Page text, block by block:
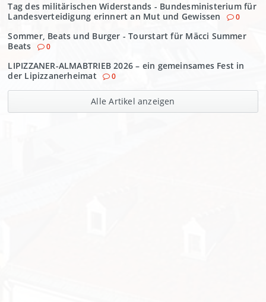
Tag des militärischen Widerstands - Bundesministerium für
Landesverteidigung erinnert an Mut und Gewissen
0
Sommer, Beats und Burger - Tourstart für Mäcci Summer
Beats
0
LIPIZZANER-ALMABTRIEB 2026 – ein gemeinsames Fest in
der Lipizzanerheimat
0
Alle Artikel anzeigen